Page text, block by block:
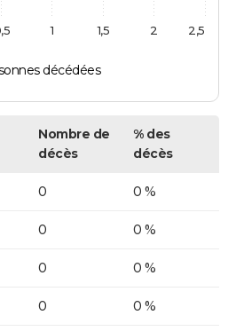
décédées
1 1,5 2 2,5
Nombre de
décès
% des
décès
0 0 %
0 0 %
0 0 %
0 0 %